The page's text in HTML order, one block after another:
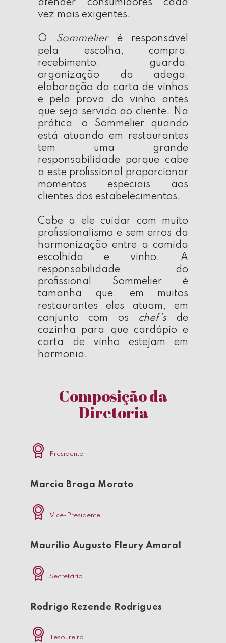
atender consumidores cada
vez mais exigentes.
O Sommelier
é responsável
pela escolha, compra,
recebimento, guarda,
organização da adega,
elaboração da carta de vinhos
e pela prova do vinho antes
que seja servido ao cliente. Na
prática, o Sommelier quando
está atuando em restaurantes
tem uma grande
responsabilidade porque cabe
a este profissional proporcionar
momentos especiais aos
clientes dos estabelecimentos.
Cabe a ele cuidar com muito
profissionalismo e sem erros da
harmonização entre a comida
escolhida e vinho. A
responsabilidade do
profissional Sommelier é
tamanha que, em muitos
restaurantes eles atuam, em
conjunto com os
chef’s
de
cozinha para que cardápio e
carta de vinho estejam em
harmonia.
Composição da
Diretoria
Presidente
Marcia Braga Morato
Vice-Presidente
Maurilio Augusto Fleury Amaral
Secretário
Rodrigo Rezende Rodrigues
Tesoureiro